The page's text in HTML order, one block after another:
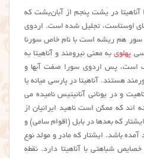
آناهیتا در یَشت پنجم از آبان‌یشت که
اوستاست، تجلیل شده است. اردوی
سور هم ریشه است با نام خاص سورنا
پهلویبه معنی نیرومند و آناهیتا به
است، پس اردوی سورا صفت آبها و
هستند. آناهیتا در پارسی میانه یا
و در یونانی آنائیتیس نامیده می
اند که ممکن است ناهید ایرانیان از
که بعدها در بابل (اقوام سامی) و
باشد. ایشتار که مادر و مولد نوع
شباهتی با آناهیتا دارد. نقطه